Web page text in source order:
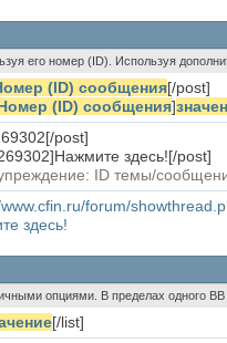
его номер (ID). Используя
(ID) сообщения[/post]
(ID) сообщения]
post]
здесь![/post]
ID темы/
forum/
здесь!
опциями. В пределах одного
[/list]